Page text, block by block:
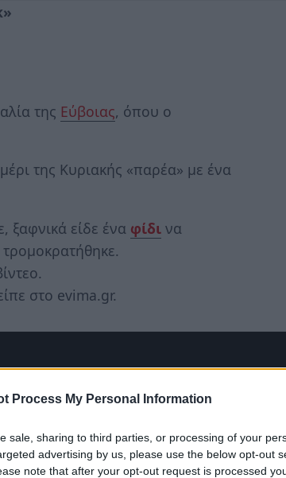
Process My Personal Information
sale, sharing to third parties, or processing of your
advertising by us, please use the below opt-out
note that after your opt-out request is processed
της Εύβοιας, όπου ο
της Κυριακής «παρέα» με ένα
είδε ένα φίδι να
στο evima.gr.